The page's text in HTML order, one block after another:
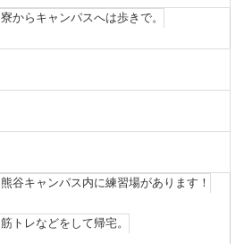
寮からキャンパスへは歩きで。
熊谷キャンパス内に練習場があります！
筋トレなどをして帰宅。